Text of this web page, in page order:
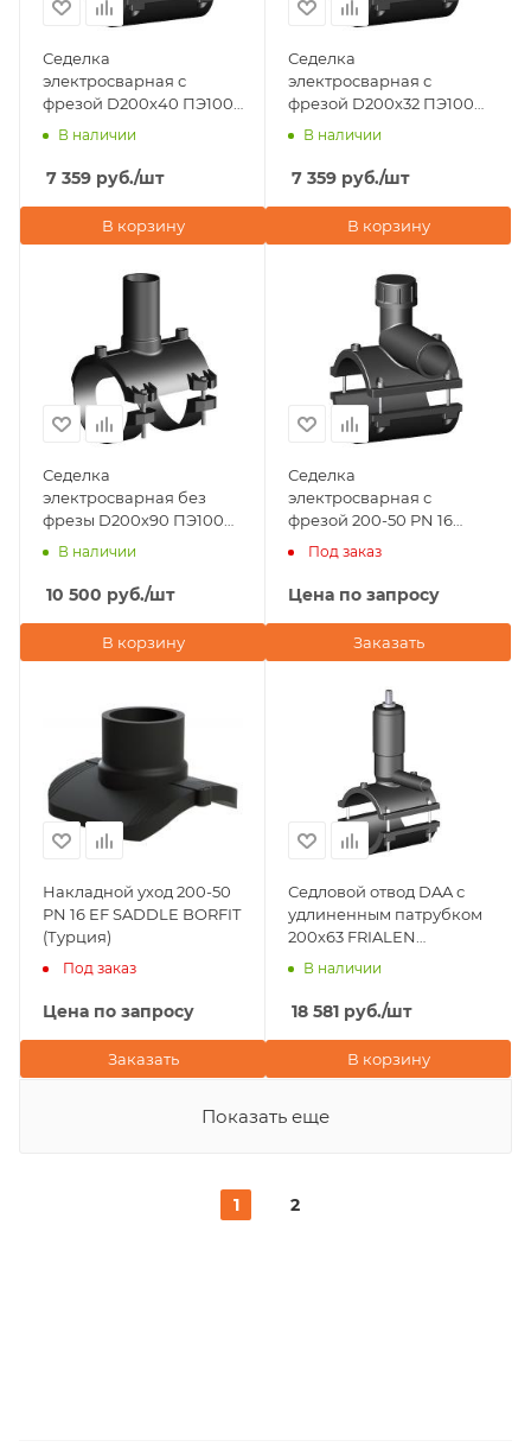
Седелка
электросварная с
фрезой D200х40 ПЭ100
SDR 11 Eurostandard
В наличии
7 359 руб./шт
В корзину
Седелка
электросварная с
фрезой D200х32 ПЭ100
SDR 11 Eurostandard
В наличии
7 359 руб./шт
В корзину
Седелка
электросварная без
фрезы D200х90 ПЭ100
SDR 11 Eurostandard
В наличии
10 500 руб./шт
В корзину
Седелка
электросварная с
фрезой 200-50 PN 16
TAPPING TEE WITHOUT
VALVE-360' BORFIT
(Турция)
Под заказ
Цена по запросу
Заказать
Накладной уход 200-50
PN 16 EF SADDLE BORFIT
(Турция)
Под заказ
Цена по запросу
Заказать
Седловой отвод DAA с
удлиненным патрубком
200х63 FRIALEN
(Германия)
В наличии
18 581 руб./шт
В корзину
Показать еще
1 2